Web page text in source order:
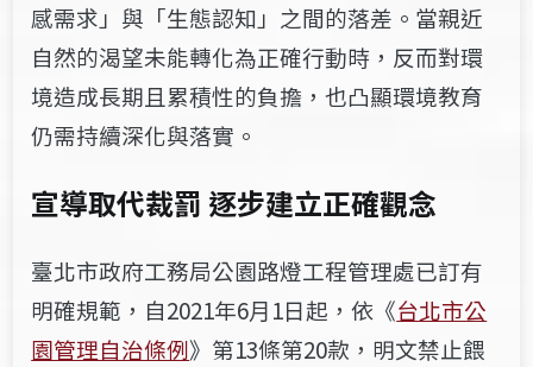
感需求」與「生態認知」之間的落差。當親近
自然的渴望未能轉化為正確行動時，反而對環
境造成長期且累積性的負擔，也凸顯環境教育
仍需持續深化與落實。
宣導取代裁罰 逐步建立正確觀念
臺北市政府工務局公園路燈工程管理處已訂有
明確規範，自2021年6月1日起，依《台北市公
園管理自治條例》第13條第20款，明文禁止餵